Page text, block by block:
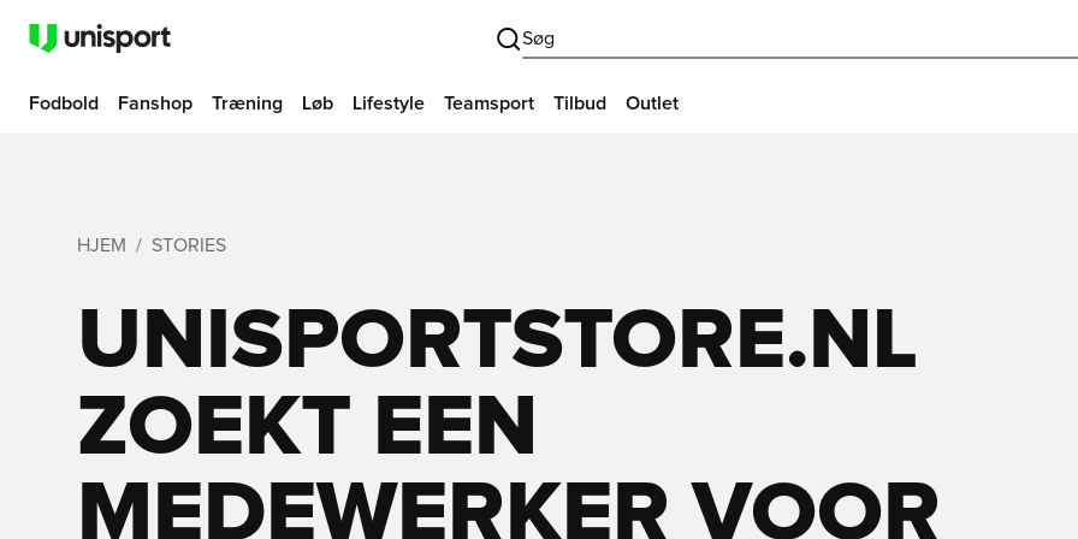
Søg
Fodbold Fanshop Træning Løb Lifestyle Teamsport Tilbud Outlet
HJEM STORIES
UNISPORTSTORE.NL
ZOEKT EEN
MEDEWERKER VOOR